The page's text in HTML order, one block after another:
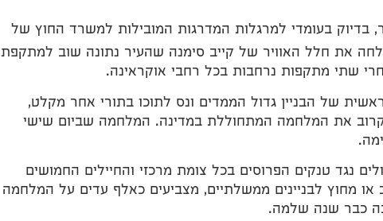
שעבר, בדיוק בעומדי למרגלות המדרגות המובילות למשרד החוץ של
את חלל האוויר של קייב סימנה שהעיר נתונה שוב למתקפת
שתי מתקפות נרחבות בכל רחבי אוקראינה.
של הבניין גדול הממדים ונס לתוכו בתורי אחר מקלט,
את המלחמה המתחוללת במדינה. המלחמה שביום שישי
נגד טנקים הפרוסים בכל צומת מרכזי והחיילים החמושים
מחוץ לבניינים ממשלתיים, מצביעים כאלף עדים על המלחמה
בה כבר שנה שלמה.